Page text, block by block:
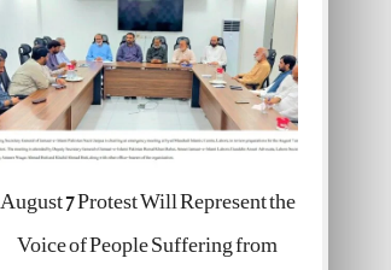
August 7 Protest Will Represent the
Voice of People Suffering from